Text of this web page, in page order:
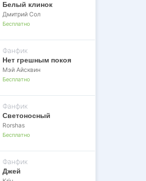
Белый клинок
Дмитрий Сол
Бесплатно
Фанфик
Нет грешным покоя
Мэй Айсквин
Бесплатно
Фанфик
Светоносный
Rorshas
Бесплатно
Фанфик
Джей